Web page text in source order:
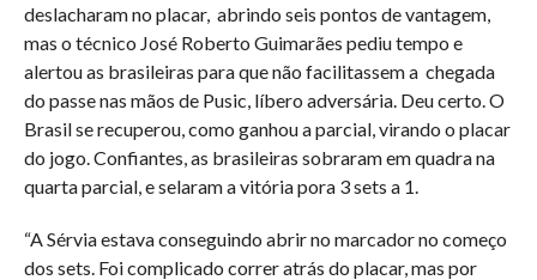
deslacharam no placar, abrindo seis pontos de vantagem,
mas o técnico José Roberto Guimarães pediu tempo e
alertou as brasileiras para que não facilitassem a chegada
do passe nas mãos de Pusic, líbero adversária. Deu certo. O
Brasil se recuperou, como ganhou a parcial, virando o placar
do jogo. Confiantes, as brasileiras sobraram em quadra na
quarta parcial, e selaram a vitória pora 3 sets a 1.
“A Sérvia estava conseguindo abrir no marcador no começo
dos sets. Foi complicado correr atrás do placar, mas por